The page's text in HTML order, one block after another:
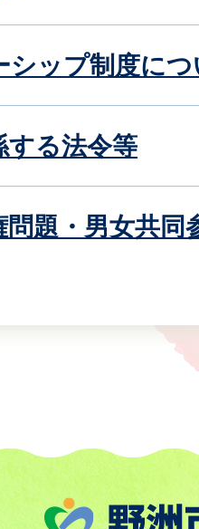
シップ制度に
する法令等
問題・男女共同